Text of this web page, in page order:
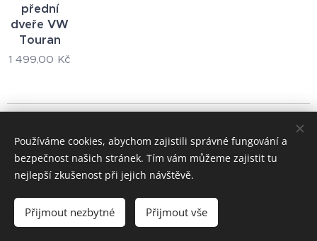
přední
dveře VW
Touran
1 499,00 Kč
+420 722 195 264
Cookies
Měna
CZK Kč
Používáme cookies, abychom zajistili správné fungování a
bezpečnost našich stránek. Tím vám můžeme zajistit tu
nejlepší zkušenost při jejich návštěvě.
Přijmout nezbytné Přijmout vše